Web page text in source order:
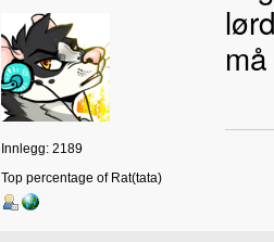
Innlegg: 2189
Top percentage of Rat(tata)